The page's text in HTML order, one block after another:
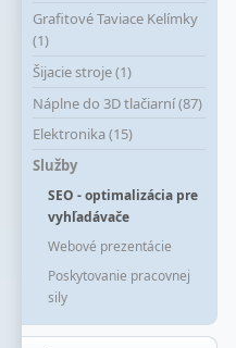
Grafitové Taviace Kelímky
(1)
Šijacie stroje (1)
Náplne do 3D tlačiarní (87)
Elektronika (15)
Služby
SEO - optimalizácia pre
vyhľadávače
Webové prezentácie
Poskytovanie pracovnej
sily